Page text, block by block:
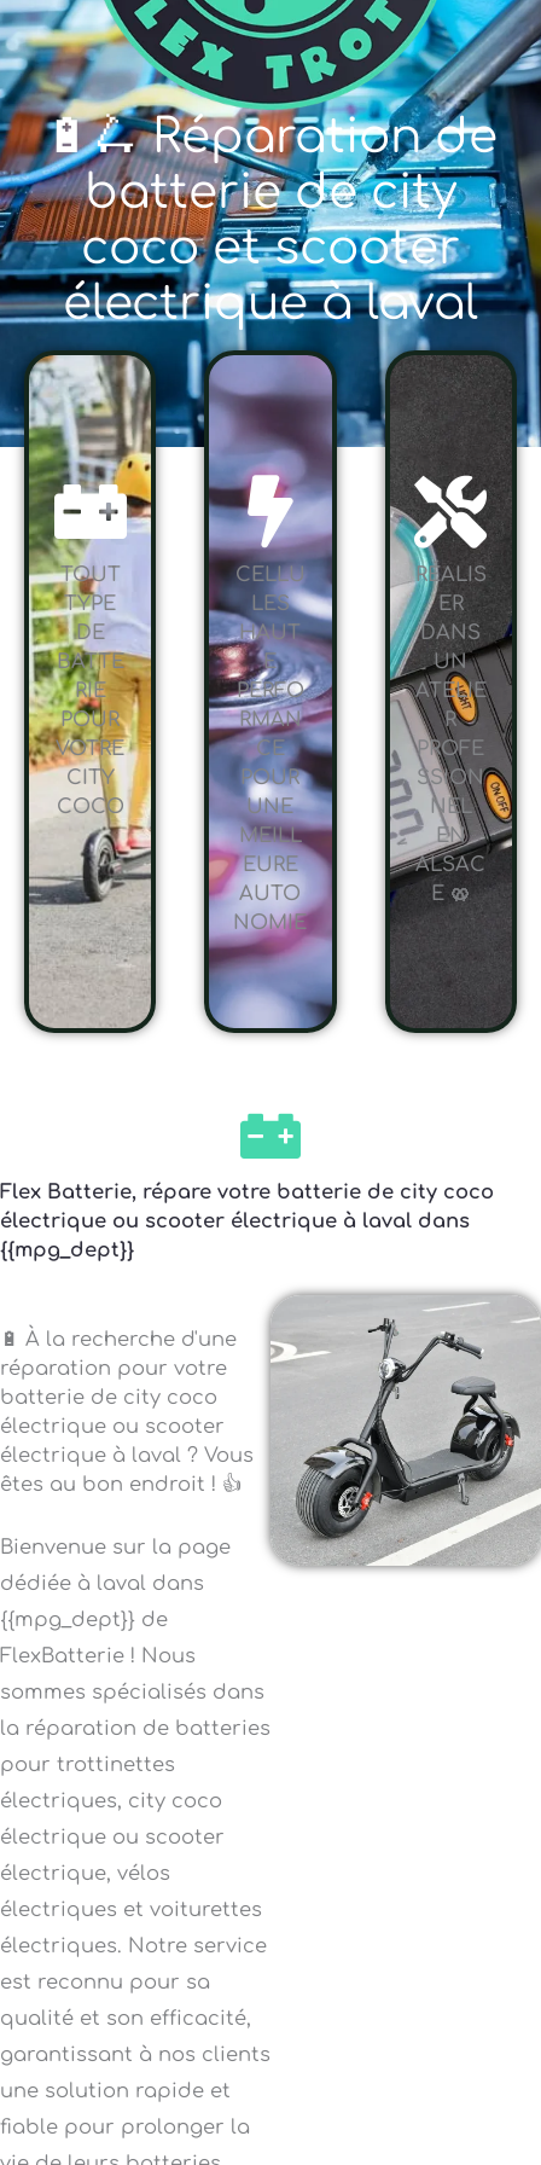
🔋🛴 Réparation de
batterie de city
coco et scooter
électrique à laval
TOUT
TYPE
DE
BATTE
RIE
POUR
VOTRE
CITY
COCO
CELLU
LES
HAUT
E
PERFO
RMAN
CE
POUR
UNE
MEILL
EURE
AUTO
NOMIE
RÉALIS
ER
DANS
UN
ATELIE
R
PROFE
SSION
NEL
EN
ALSAC
E 🥨
Flex Batterie, répare votre batterie de city coco
électrique ou scooter électrique à laval dans
{{mpg_dept}}
🔋 À la recherche d'une
réparation pour votre
batterie de city coco
électrique ou scooter
électrique à laval ? Vous
êtes au bon endroit ! 👍
Bienvenue sur la page
dédiée à laval dans
{{mpg_dept}} de
FlexBatterie ! Nous
sommes spécialisés dans
la réparation de batteries
pour trottinettes
électriques, city coco
électrique ou scooter
électrique, vélos
électriques et voiturettes
électriques. Notre service
est reconnu pour sa
qualité et son efficacité,
garantissant à nos clients
une solution rapide et
fiable pour prolonger la